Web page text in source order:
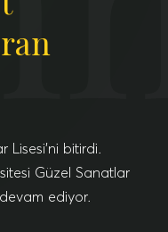
bitirdi.
Güzel Sanatlar
ediyor.